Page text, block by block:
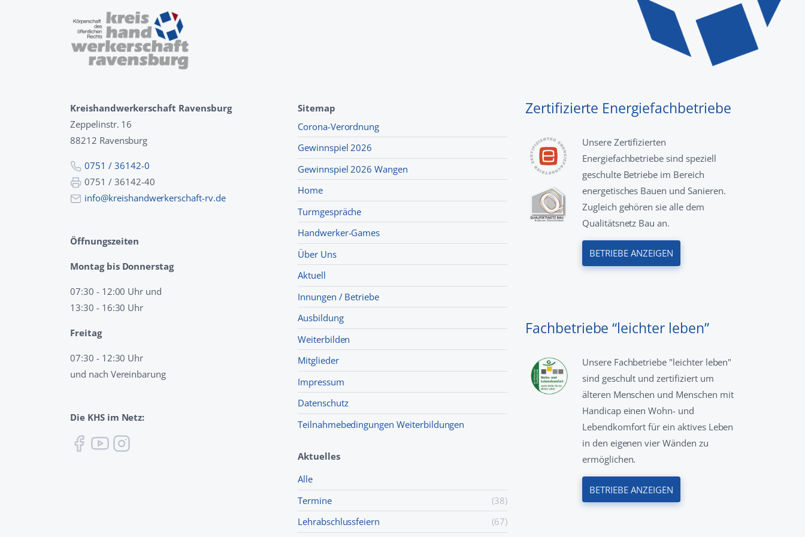
Kreishandwerkerschaft Ravensburg
Zeppelinstr. 16
88212 Ravensburg
0751 / 36142-0
0751 / 36142-40
info@kreishandwerkerschaft-rv.de
Öffnungszeiten
Montag bis Donnerstag
07:30 - 12:00 Uhr und
13:30 - 16:30 Uhr
Freitag
07:30 - 12:30 Uhr
und nach Vereinbarung
Die KHS im Netz:
Sitemap
Corona-Verordnung
Gewinnspiel 2026
Gewinnspiel 2026 Wangen
Home
Turmgespräche
Handwerker-Games
Über Uns
Aktuell
Innungen / Betriebe
Ausbildung
Weiterbilden
Mitglieder
Impressum
Datenschutz
Teilnahmebedingungen Weiterbildungen
Aktuelles
Alle
Termine
(38)
Lehr­abschluss­feiern
(67)
Zertifizierte Energiefachbetriebe
Unsere Zertifizierten
Energiefachbetriebe sind speziell
geschulte Betriebe im Bereich
energetisches Bauen und Sanieren.
Zugleich gehören sie alle dem
Qualitätsnetz Bau an.
BETRIEBE ANZEIGEN
Fachbetriebe “leichter leben”
Unsere Fachbetriebe "leichter leben"
sind geschult und zertifiziert um
älteren Menschen und Menschen mit
Handicap einen Wohn- und
Lebendkomfort für ein aktives Leben
in den eigenen vier Wänden zu
ermöglichen.
BETRIEBE ANZEIGEN